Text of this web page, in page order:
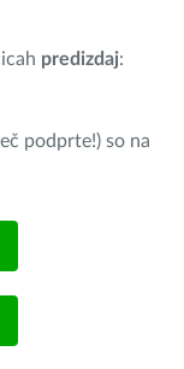
predizdaj:
podprte!) so na